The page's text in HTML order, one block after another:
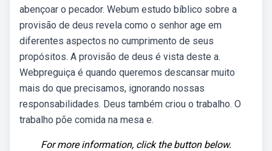
abençoar o pecador. Webum estudo bíblico sobre a
provisão de deus revela como o senhor age em
diferentes aspectos no cumprimento de seus
propósitos. A provisão de deus é vista deste a.
Webpreguiça é quando queremos descansar muito
mais do que precisamos, ignorando nossas
responsabilidades. Deus também criou o trabalho. O
trabalho põe comida na mesa e.
For more information, click the button below.